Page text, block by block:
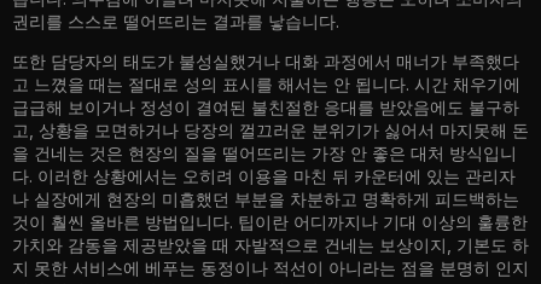
권리를 스스로 떨어뜨리는 결과를 낳습니다.
또한 담당자의 태도가 불성실했거나 대화 과정에서 매너가 부족했다
고 느꼈을 때는 절대로 성의 표시를 해서는 안 됩니다. 시간 채우기에
급급해 보이거나 정성이 결여된 불친절한 응대를 받았음에도 불구하
고, 상황을 모면하거나 당장의 껄끄러운 분위기가 싫어서 마지못해 돈
을 건네는 것은 현장의 질을 떨어뜨리는 가장 안 좋은 대처 방식입니
다. 이러한 상황에서는 오히려 이용을 마친 뒤 카운터에 있는 관리자
나 실장에게 현장의 미흡했던 부분을 차분하고 명확하게 피드백하는
것이 훨씬 올바른 방법입니다. 팁이란 어디까지나 기대 이상의 훌륭한
가치와 감동을 제공받았을 때 자발적으로 건네는 보상이지, 기본도 하
지 못한 서비스에 베푸는 동정이나 적선이 아니라는 점을 분명히 인지